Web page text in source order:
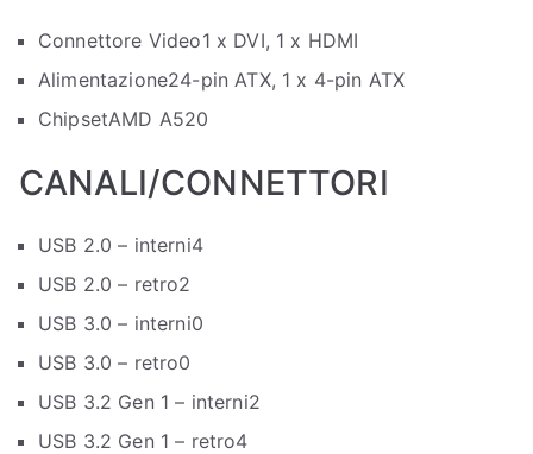
Connettore Video1 x DVI, 1 x HDMI
Alimentazione24-pin ATX, 1 x 4-pin ATX
ChipsetAMD A520
CANALI/CONNETTORI
USB 2.0 – interni4
USB 2.0 – retro2
USB 3.0 – interni0
USB 3.0 – retro0
USB 3.2 Gen 1 – interni2
USB 3.2 Gen 1 – retro4